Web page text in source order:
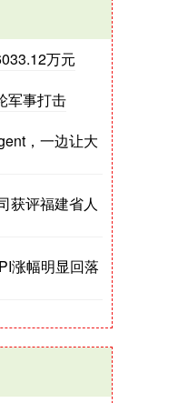
万元
军事打击
，一边让大
获评福建省人
涨幅明显回落